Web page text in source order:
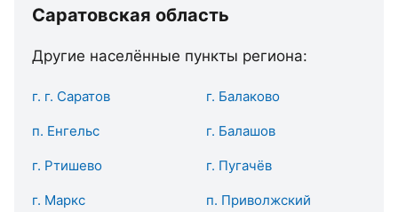
Саратовская область
Другие населённые пункты региона:
г. г. Саратов г. Балаково
п. Енгельс г. Балашов
г. Ртишево г. Пугачёв
г. Маркс п. Приволжский